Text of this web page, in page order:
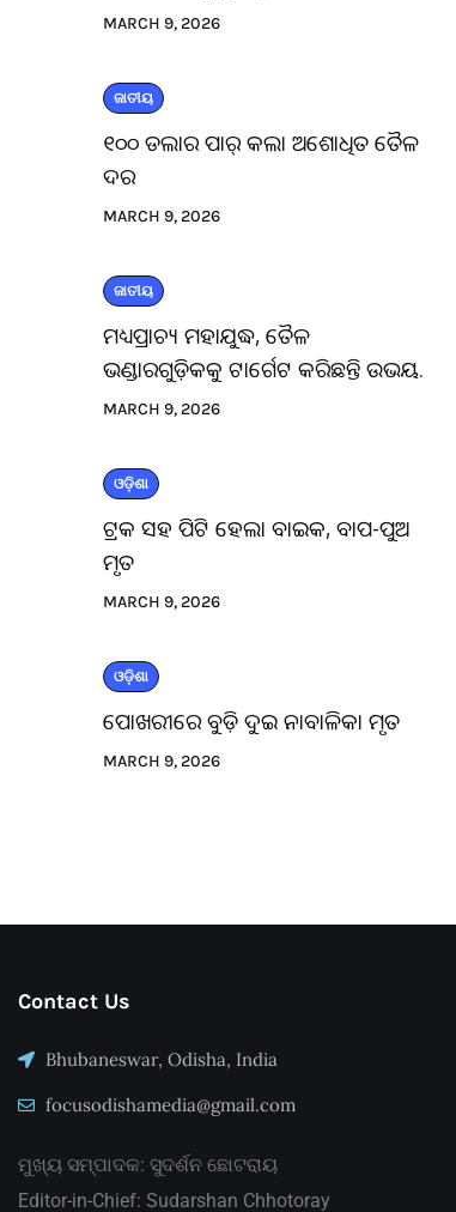
MARCH 9, 2026
ଜାତୀୟ
୧୦୦ ଡଲାର ପାର୍ କଲା ଅଶୋଧିତ ତୈଳ
ଦର
MARCH 9, 2026
ଜାତୀୟ
ମଧ୍ୟପ୍ରାଚ୍ୟ ମହାଯୁଦ୍ଧ, ତୈଳ
ଭଣ୍ଡାରଗୁଡ଼ିକକୁ ଟାର୍ଗେଟ କରିଛନ୍ତି ଉଭୟ.
MARCH 9, 2026
ଓଡ଼ିଶା
ଟ୍ରକ ସହ ପିଟି ହେଲା ବାଇକ, ବାପ-ପୁଅ
ମୃତ
MARCH 9, 2026
ଓଡ଼ିଶା
ପୋଖରୀରେ ବୁଡ଼ି ଦୁଇ ନାବାଳିକା ମୃତ
MARCH 9, 2026
Contact Us
Bhubaneswar, Odisha, India
focusodishamedia@gmail.com
ମୁଖ୍ୟ ସମ୍ପାଦକ: ସୁଦର୍ଶନ ଛୋଟରାୟ
Editor-in-Chief: Sudarshan Chhotoray